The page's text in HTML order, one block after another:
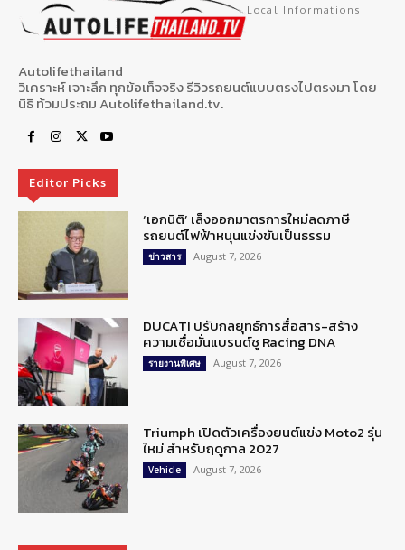
Local Informations
Autolifethailand
วิเคราะห์ เจาะลึก ทุกข้อเท็จจริง รีวิวรถยนต์แบบตรงไปตรงมา โดย
นิธิ ท้วมประถม Autolifethailand.tv.
Editor Picks
‘เอกนิติ’ เล็งออกมาตรการใหม่ลดภาษี
รถยนต์ไฟฟ้าหนุนแข่งขันเป็นธรรม
ข่าวสาร August 7, 2026
DUCATI ปรับกลยุทธ์การสื่อสาร-สร้าง
ความเชื่อมั่นแบรนด์ชู Racing DNA
รายงานพิเศษ August 7, 2026
Triumph เปิดตัวเครื่องยนต์แข่ง Moto2 รุ่น
ใหม่ สำหรับฤดูกาล 2027
Vehicle August 7, 2026